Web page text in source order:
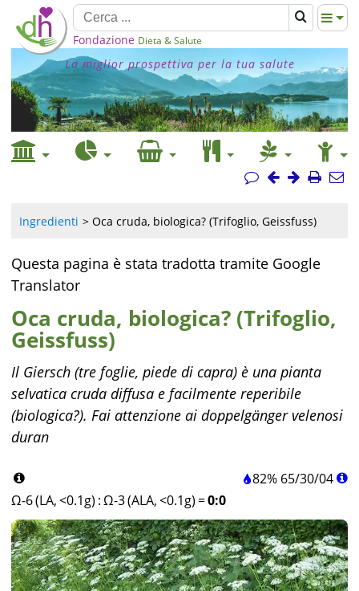
Fondazione Dieta & Salute
La miglior prospettiva per la tua salute
Ingredienti Oca cruda, biologica? (Trifoglio, Geissfuss)
Questa pagina è stata tradotta tramite Google
Translator
Oca cruda, biologica? (Trifoglio,
Geissfuss)
Il Giersch (tre foglie, piede di capra) è una pianta
selvatica cruda diffusa e facilmente reperibile
(biologica?). Fai attenzione ai doppelgänger velenosi
duran
82% 65/30/04
Ω-6 (LA, <0.1g) :Ω-3 (ALA, <0.1g) =0:0